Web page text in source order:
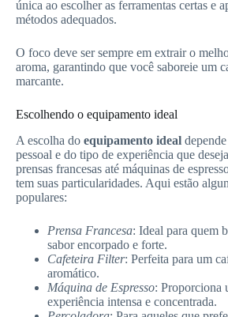
única ao escolher as ferramentas certas e
métodos adequados.
O foco deve ser sempre em extrair o
aroma, garantindo que você saboreie um
marcante.
Escolhendo o equipamento ideal
A escolha do equipamento ideal
pessoal e do tipo de experiência que
prensas francesas até máquinas de
tem suas particularidades. Aqui estão
populares:
Prensa Francesa: Ideal para quem
sabor encorpado e forte.
Cafeteira Filter: Perfeita para um
aromático.
Máquina de Espresso: Proporciona
experiência intensa e concentrada.